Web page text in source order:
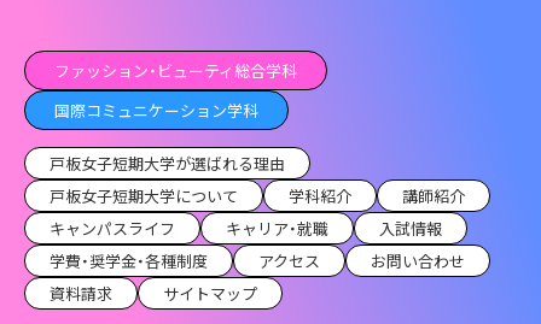
ファッション・ビューティ総合学科
国際コミュニケーション学科
戸板女子短期大学が選ばれる理由
戸板女子短期大学について
学科紹介
講師紹介
キャンパスライフ
キャリア・就職
入試情報
学費・奨学金・各種制度
アクセス
お問い合わせ
資料請求
サイトマップ